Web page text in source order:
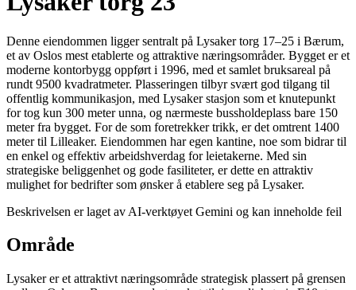
Denne eiendommen ligger sentralt på Lysaker torg 17–25 i Bærum,
et av Oslos mest etablerte og attraktive næringsområder. Bygget er et
moderne kontorbygg oppført i 1996, med et samlet bruksareal på
rundt 9500 kvadratmeter. Plasseringen tilbyr svært god tilgang til
offentlig kommunikasjon, med Lysaker stasjon som et knutepunkt
for tog kun 300 meter unna, og nærmeste bussholdeplass bare 150
meter fra bygget. For de som foretrekker trikk, er det omtrent 1400
meter til Lilleaker. Eiendommen har egen kantine, noe som bidrar til
en enkel og effektiv arbeidshverdag for leietakerne. Med sin
strategiske beliggenhet og gode fasiliteter, er dette en attraktiv
mulighet for bedrifter som ønsker å etablere seg på Lysaker.
Beskrivelsen er laget av AI-verktøyet Gemini og kan inneholde feil
Område
Lysaker er et attraktivt næringsområde strategisk plassert på grensen